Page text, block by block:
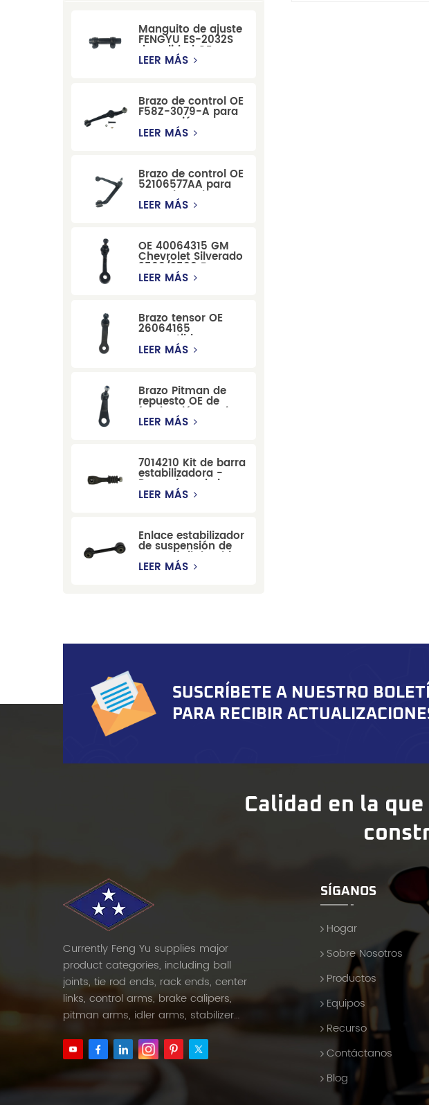
Manguito de ajuste
FENGYU ES-2032S
de calidad OE para
Mercury, Pontiac,
LEER MÁS
Brazo de control OE
F58Z-3079-A para
suspensión
delantera de Ford
LEER MÁS
Brazo de control OE
52106577AA para
reemplazo de
suspensión de
LEER MÁS
OE 40064315 GM
Chevrolet Silverado
2500/3500 Brazo
tensor para una
LEER MÁS
Brazo tensor OE
26064165
compatible con
modelos Cadillac
LEER MÁS
Brazo Pitman de
repuesto OE de
fabricación precisa
12479051, fabricado
Cadillac, Chevrolet
y Hummer.
LEER MÁS
7014210 Kit de barra
estabilizadora -
Reemplazo de barra
estabilizadora de
LEER MÁS
Enlace estabilizador
de suspensión de
automóvil de China
para Chevrolet
LEER MÁS
SUSCRÍBETE A NUESTRO
PARA RECIBIR
Calidad en la
Currently Feng Yu supplies major
product categories, including ball
joints, tie rod ends, rack ends, center
links, control arms, brake calipers,
pitman arms, idler arms, stabilizer
links and etc.
SÍGANOS
Hogar
Sobre Nosotros
Productos
Equipos
Recurso
Contáctanos
Blog